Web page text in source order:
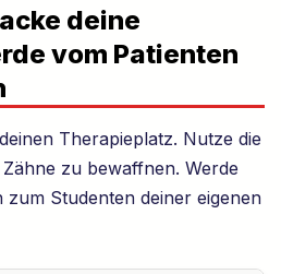
deine
vom Patienten
Therapieplatz. Nutze die
zu bewaffnen. Werde
Studenten deiner eigenen